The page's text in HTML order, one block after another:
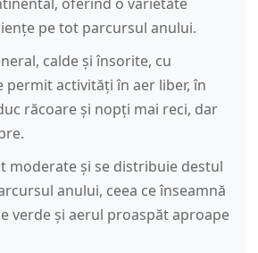
pe tot parcursul anului.
calde și însorite, cu
activități în aer liber, în
răcoare și nopți mai reci, dar
moderate și se distribuie destul
anului, ceea ce înseamnă
verde și aerul proaspăt aproape